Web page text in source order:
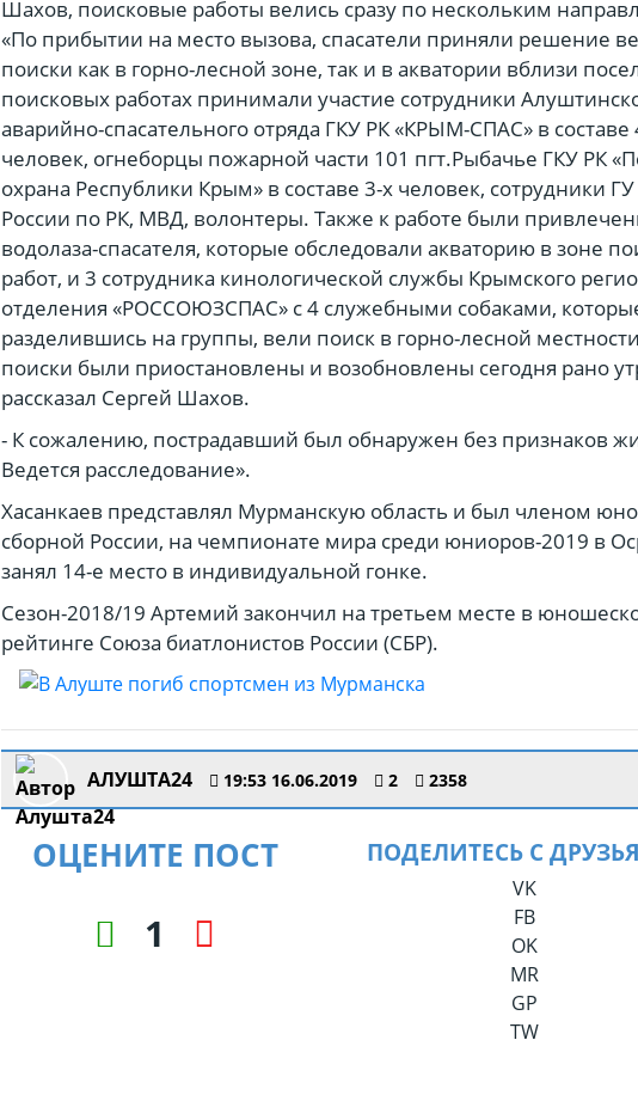
Шахов, поисковые работы велись сразу по нескольким
«По прибытии на место вызова, спасатели приняли решение
поиски как в горно-лесной зоне, так и в акватории вблизи
поисковых работах принимали участие сотрудники
аварийно-спасательного отряда ГКУ РК «КРЫМ-СПАС» в составе
человек, огнеборцы пожарной части 101 пгт.Рыбачье ГКУ РК
охрана Республики Крым» в составе 3-х человек, сотрудники
России по РК, МВД, волонтеры. Также к работе были
водолаза-спасателя, которые обследовали акваторию в зоне
работ, и 3 сотрудника кинологической службы Крымского
отделения «РОССОЮЗСПАС» с 4 служебными собаками,
разделившись на группы, вели поиск в горно-лесной
поиски были приостановлены и возобновлены сегодня рано
рассказал Сергей Шахов.
- К сожалению, пострадавший был обнаружен без признаков
Ведется расследование».
Хасанкаев представлял Мурманскую область и был членом
сборной России, на чемпионате мира среди юниоров-2019 в
занял 14-е место в индивидуальной гонке.
Сезон-2018/19 Артемий закончил на третьем месте в
рейтинге Союза биатлонистов России (СБР).
АЛУШТА24 19:53 16.06.2019 2 2358
ОЦЕНИТЕ ПОСТ
1
ПОДЕЛИТЕСЬ С
VK
FB
OK
MR
GP
TW